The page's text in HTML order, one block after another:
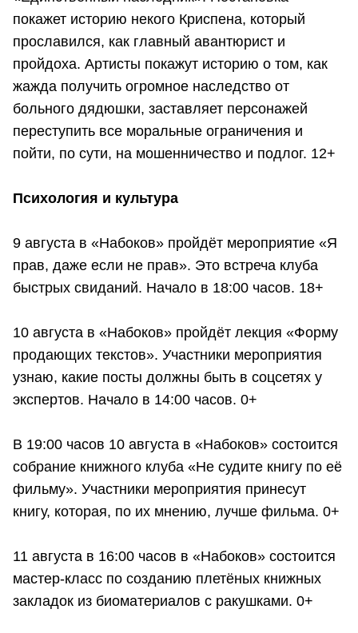
покажет историю некого Криспена, который
прославился, как главный авантюрист и
пройдоха. Артисты покажут историю о том, как
жажда получить огромное наследство от
больного дядюшки, заставляет персонажей
переступить все моральные ограничения и
пойти, по сути, на мошенничество и подлог. 12+
Психология и культура
9 августа в «Набоков» пройдёт мероприятие «Я
прав, даже если не прав». Это встреча клуба
быстрых свиданий. Начало в 18:00 часов. 18+
10 августа в «Набоков» пройдёт лекция «Форму
продающих текстов». Участники мероприятия
узнаю, какие посты должны быть в соцсетях у
экспертов. Начало в 14:00 часов. 0+
В 19:00 часов 10 августа в «Набоков» состоится
собрание книжного клуба «Не судите книгу по её
фильму». Участники мероприятия принесут
книгу, которая, по их мнению, лучше фильма. 0+
11 августа в 16:00 часов в «Набоков» состоится
мастер-класс по созданию плетёных книжных
закладок из биоматериалов с ракушками. 0+